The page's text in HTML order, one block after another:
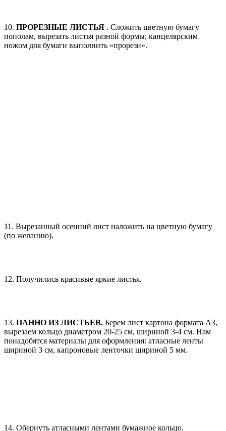
10.ПРОРЕЗНЫЕ ЛИСТЬЯ. Сложить цветную бумагу
пополам, вырезать листья разной формы; канцелярским
13.ПАННО ИЗ ЛИСТЬЕВ.Берем лист картона формата А3,
вырезаем кольцо диаметром 20-25 см, шириной 3-4 см. Нам